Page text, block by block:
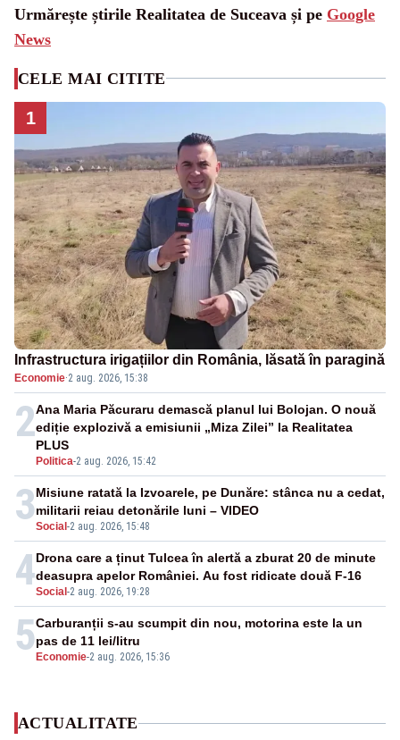
Urmărește știrile Realitatea de Suceava și pe Google
News
CELE MAI CITITE
1
Infrastructura irigațiilor din România, lăsată în paragină
Economie·2 aug. 2026, 15:38
2
Politica-2 aug. 2026, 15:42
Ana Maria Păcuraru demască planul lui Bolojan. O nouă
ediție explozivă a emisiunii „Miza Zilei” la Realitatea
PLUS
3Social -2 aug. 2026, 15:48
Misiune ratată la Izvoarele, pe Dunăre: stânca nu a cedat,
militarii reiau detonările luni – VIDEO
4Social -2 aug. 2026, 19:28
Drona care a ținut Tulcea în alertă a zburat 20 de minute
deasupra apelor României. Au fost ridicate două F-16
5 Economie-2 aug. 2026, 15:36
Carburanții s-au scumpit din nou, motorina este la un
pas de 11 lei/litru
ACTUALITATE